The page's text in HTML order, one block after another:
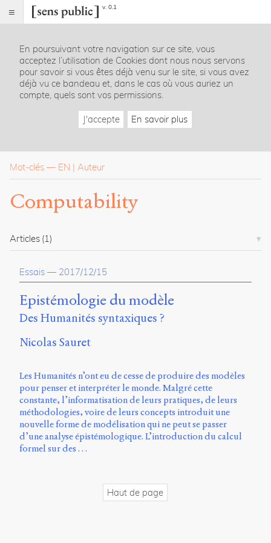
v. 0.1
Index
Rubriques
Essais
La
revue
Présentation
Publier
À
propos
du
site
Archipel
En
Mastodon
Université
de
Sherbrooke
Campus
En poursuivant votre navigation sur ce site, vous
acceptez l’utilisation de Cookies dont nous nous servons
pour savoir si vous êtes déjà venu sur le site, si vous avez
déjà vu ce bandeau et, dans le cas où vous auriez un
compte, quels sont vos permissions.
J'accepte En savoir plus
Mot-clés — EN Auteur
Computability
Articles (1)
Essais — 2017/12/15
Epistémologie du modèle
Des Humanités syntaxiques ?
Nicolas Sauret
Les Humanités n’ont eu de cesse de produire des modèles
pour penser et interpréter le monde. Malgré cette
constante, l’informatisation de leurs pratiques, de leurs
méthodologies, voire de leurs concepts introduit une
nouvelle forme de modélisation qui ne peut se passer
d’une analyse épistémologique. L’introduction du calcul
formel sur des …
Haut de page